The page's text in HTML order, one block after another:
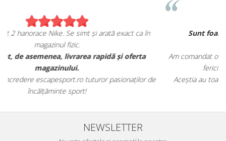
în
de
Sunt foarte mulțumita de achiziția mea de pe
Am comandat o pereche de sneakers Jordan și sunt extrem
fericita cu modul in care mi se potrivesc.
Aceștia au toate caracteristicile specifice mărcii, iar calitatea
NEWSLETTER